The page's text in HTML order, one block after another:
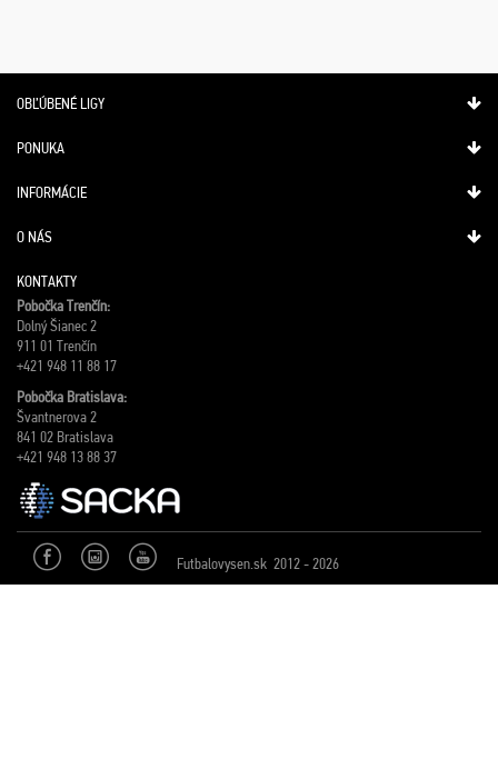
OBĽÚBENÉ LIGY
PONUKA
INFORMÁCIE
O NÁS
KONTAKTY
Pobočka Trenčín:
Dolný Šianec 2
911 01 Trenčín
+421 948 11 88 17
Pobočka Bratislava:
Švantnerova 2
841 02 Bratislava
+421 948 13 88 37
Futbalovysen.sk 2012 - 2026